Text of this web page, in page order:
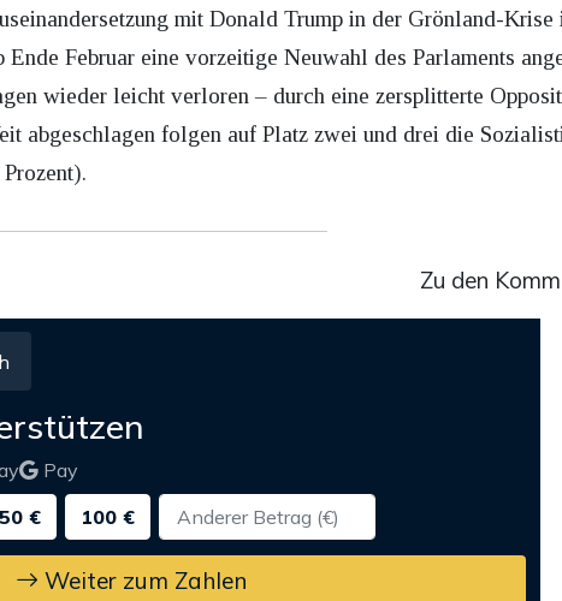
mit Donald Trump in der Grönland-Krise
Februar eine vorzeitige Neuwahl des Parlaments
wieder leicht verloren – durch eine zersplitterte
abgeschlagen folgen auf Platz zwei und drei die
Zu den
Pay
50 € 100 €
Weiter zum Zahlen